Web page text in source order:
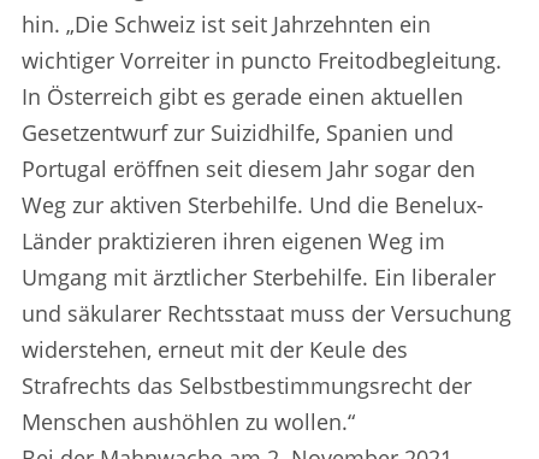
hin. „Die Schweiz ist seit Jahrzehnten ein
wichtiger Vorreiter in puncto Freitodbegleitung.
In Österreich gibt es gerade einen aktuellen
Gesetzentwurf zur Suizidhilfe, Spanien und
Portugal eröffnen seit diesem Jahr sogar den
Weg zur aktiven Sterbehilfe. Und die Benelux-
Länder praktizieren ihren eigenen Weg im
Umgang mit ärztlicher Sterbehilfe. Ein liberaler
und säkularer Rechtsstaat muss der Versuchung
widerstehen, erneut mit der Keule des
Strafrechts das Selbstbestimmungsrecht der
Menschen aushöhlen zu wollen.“